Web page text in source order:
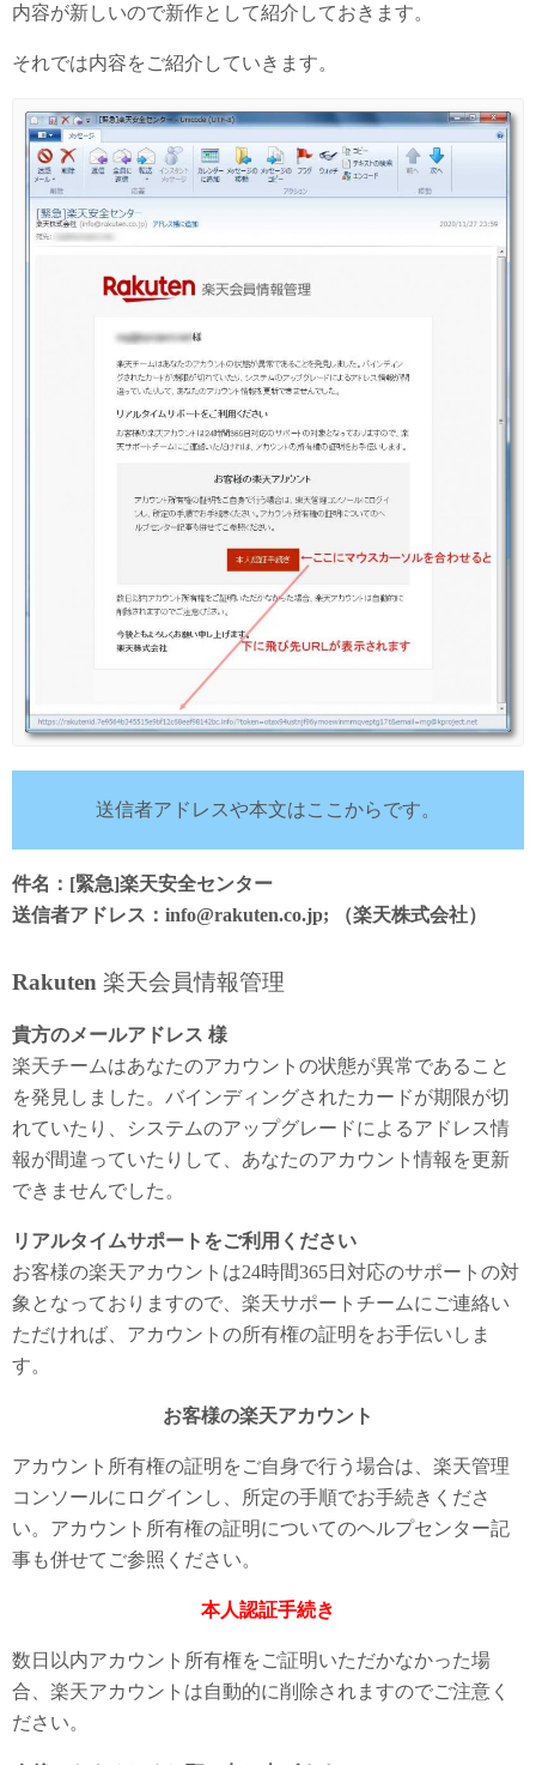
内容が新しいので新作として紹介しておきます。
それでは内容をご紹介していきます。
送信者アドレスや本文はここからです。
件名：[緊急]楽天安全センター
送信者アドレス：info@rakuten.co.jp; （楽天株式会社）
Rakuten 楽天会員情報管理
貴方のメールアドレス 様
楽天チームはあなたのアカウントの状態が異常であること
を発見しました。バインディングされたカードが期限が切
れていたり、システムのアップグレードによるアドレス情
報が間違っていたりして、あなたのアカウント情報を更新
できませんでした。
リアルタイムサポートをご利用ください
お客様の楽天アカウントは24時間365日対応のサポートの対
象となっておりますので、楽天サポートチームにご連絡い
ただければ、アカウントの所有権の証明をお手伝いしま
す。
お客様の楽天アカウント
アカウント所有権の証明をご自身で行う場合は、楽天管理
コンソールにログインし、所定の手順でお手続きくださ
い。アカウント所有権の証明についてのヘルプセンター記
事も併せてご参照ください。
本人認証手続き
数日以内アカウント所有権をご証明いただかなかった場
合、楽天アカウントは自動的に削除されますのでご注意く
ださい。